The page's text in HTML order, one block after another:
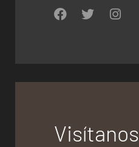
Visítanos